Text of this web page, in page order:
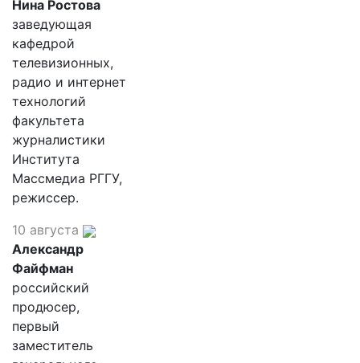
Нина Ростова
заведующая
кафедрой
телевизионных,
радио и интернет
технологий
факультета
журналистики
Института
Массмедиа РГГУ,
режиссер.
10 августа
Александр
Файфман
российский
продюсер,
первый
заместитель